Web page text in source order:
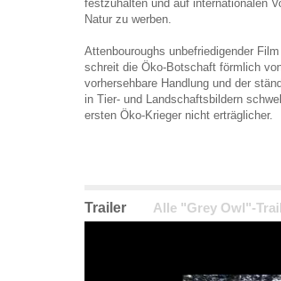
festzuhalten und auf internationalen
Natur zu werben.
Attenbouroughs unbefriedigender
schreit die Öko-Botschaft förmlich
vorhersehbare Handlung und der
in Tier- und Landschaftsbildern
ersten Öko-Krieger nicht erträglicher.
Trailer Alle "Grey Owl"-